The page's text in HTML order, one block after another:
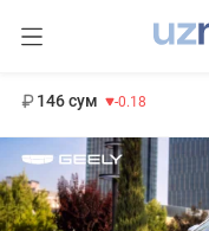
146 сум -0.18